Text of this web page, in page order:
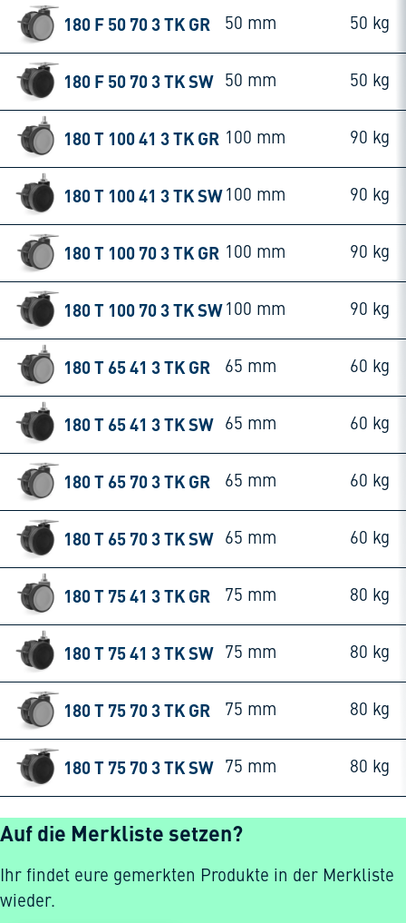
180 F 50 70 3 TK GR 50 mm 50 kg
180 F 50 70 3 TK SW 50 mm 50 kg
180 T 100 41 3 TK GR 100 mm 90 kg
180 T 100 41 3 TK SW 100 mm 90 kg
180 T 100 70 3 TK GR 100 mm 90 kg
180 T 100 70 3 TK SW 100 mm 90 kg
180 T 65 41 3 TK GR 65 mm 60 kg
180 T 65 41 3 TK SW 65 mm 60 kg
180 T 65 70 3 TK GR 65 mm 60 kg
180 T 65 70 3 TK SW 65 mm 60 kg
180 T 75 41 3 TK GR 75 mm 80 kg
180 T 75 41 3 TK SW 75 mm 80 kg
180 T 75 70 3 TK GR 75 mm 80 kg
180 T 75 70 3 TK SW 75 mm 80 kg
Auf die Merkliste setzen?
Ihr findet eure gemerkten Produkte in der Merkliste
wieder.